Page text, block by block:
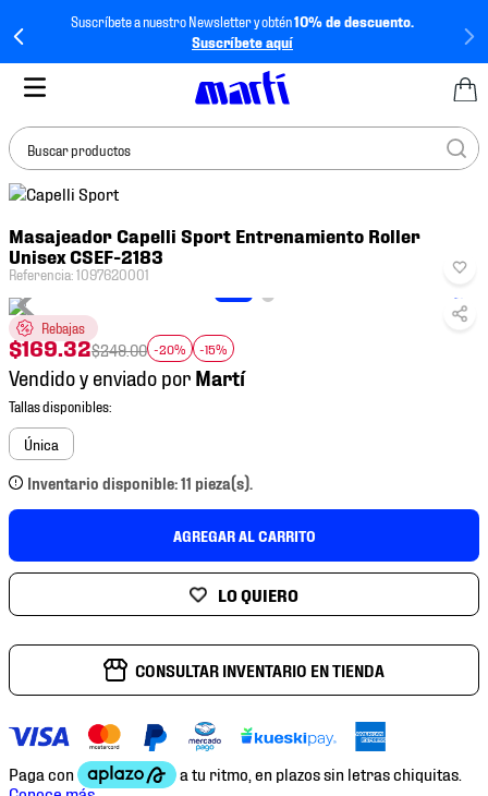
Suscríbete a nuestro Newsletter y obtén10% de descuento.
Suscríbete aquí
Buscar productos
Masajeador Capelli Sport Entrenamiento Roller
Unisex CSEF-2183
Referencia:1097620001
Rebajas
$169.32$249.00 -20% -15%
Vendido y enviado por
Única
Inventario disponible: 11 pieza(s).
AGREGAR AL CARRITO
CONSULTAR INVENTARIO EN TIENDA
BUSCADOS
1.
tenis mujer
2.
3.
tenis
4.
tenis futbol
5.
jersey
6.
mochila
9.
tenis niño
10. tenis nike